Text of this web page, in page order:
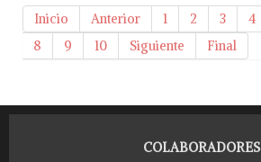
Inicio Anterior 1 2 3 4
8
9 10 Siguiente Final
COLABORADORES